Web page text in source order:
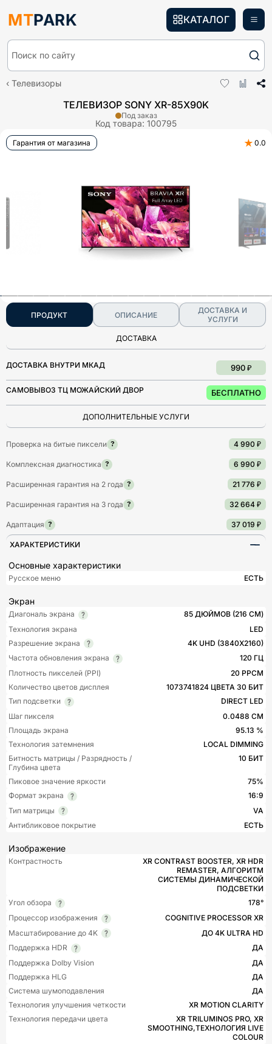
MTPARK
Поиск по сайту
КАТАЛОГ
Телевизоры
ТЕЛЕВИЗОР SONY XR-85X90K
Код товара: 100795
Под заказ
Гарантия от магазина ★ 0.0
ПРОДУКТ ОПИСАНИЕ
ДОСТАВКА И
УСЛУГИ
ДОСТАВКА
ДОСТАВКА ВНУТРИ МКАД 990 ₽
САМОВЫВОЗ ТЦ МОЖАЙСКИЙ ДВОР БЕСПЛАТНО
ДОПОЛНИТЕЛЬНЫЕ УСЛУГИ
Проверка на битые пиксели ? 4 990 ₽
Комплексная диагностика ? 6 990 ₽
Расширенная гарантия на 2 года ? 21 776 ₽
Расширенная гарантия на 3 года ? 32 664 ₽
Адаптация ? 37 019 ₽
ХАРАКТЕРИСТИКИ
Основные характеристики
Русское меню ЕСТЬ
Экран
Диагональ экрана
85 ДЮЙМОВ (216 СМ)
Технология экрана
LED
Разрешение экрана
4K UHD (3840X2160)
Частота обновления экрана
120 ГЦ
Плотность пикселей (PPI)
20 PPCM
Количество цветов дисплея
1073741824 ЦВЕТА 30 БИТ
Тип подсветки
DIRECT LED
Шаг пикселя
0.0488 СМ
Площадь экрана
95.13 %
Технология затемнения
LOCAL DIMMING
Битность матрицы / Разрядность /
Глубина цвета
10 БИТ
Пиковое значение яркости
75%
Формат экрана
16:9
Тип матрицы
VA
Антибликовое покрытие
ЕСТЬ
Изображение
Контрастность
XR CONTRAST BOOSTER, XR HDR
REMASTER, АЛГОРИТМ
СИСТЕМЫ ДИНАМИЧЕСКОЙ
ПОДСВЕТКИ
Угол обзора
178°
Процессор изображения
COGNITIVE PROCESSOR XR
Масштабирование до 4K
ДО 4K ULTRA HD
Поддержка HDR
ДА
Поддержка Dolby Vision
ДА
Поддержка HLG
ДА
Система шумоподавления
ДА
Технология улучшения четкости
XR MOTION CLARITY
Технология передачи цвета
XR TRILUMINOS PRO, XR
SMOOTHING,ТЕХНОЛОГИЯ LIVE
COLOUR